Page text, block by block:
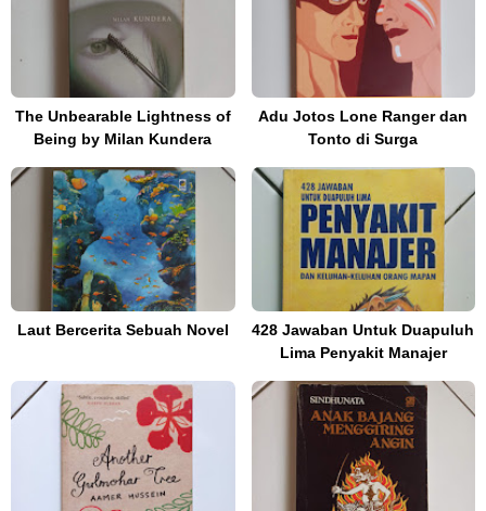
The Unbearable Lightness of
Being by Milan Kundera
Adu Jotos Lone Ranger dan
Tonto di Surga
Laut Bercerita Sebuah Novel
428 Jawaban Untuk Duapuluh
Lima Penyakit Manajer